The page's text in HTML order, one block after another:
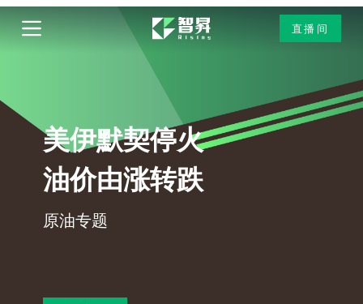
跳
过
直播间
美伊默契停火
油价由涨转跌
原油专题